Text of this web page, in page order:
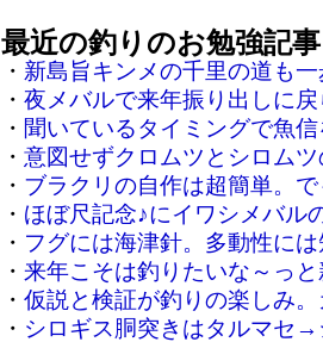
最近の釣りのお勉強記事
・ 新島旨キンメの千里の道も
・ 夜メバルで来年振り出しに
・ 聞いているタイミングで魚
・ 意図せずクロムツとシロム
・ ブラクリの自作は超簡単。
・ ほぼ尺記念♪にイワシメバル
・ フグには海津針。多動性に
・ 来年こそは釣りたいな～っ
・ 仮説と検証が釣りの楽しみ
・ シロギス胴突きはタルマセ